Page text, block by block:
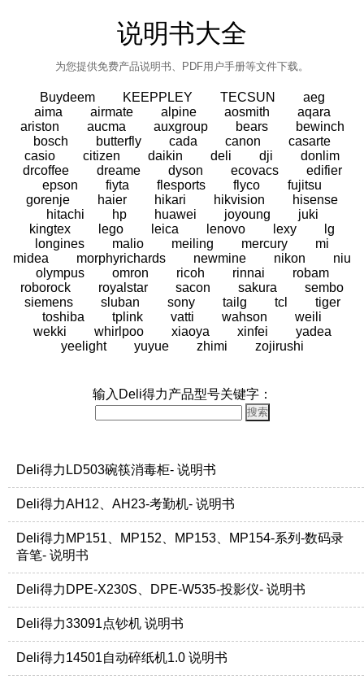
说明书大全
为您提供免费产品说明书、PDF用户手册等文件下载。
Buydeem KEEPPLEY TECSUN
aeg
aima
airmate alpine aosmith
aqara
ariston
aucma auxgroup bears
bewinch
bosch
butterfly cada canon
casarte
casio
citizen daikin deli dji
donlim
drcoffee
dreame dyson ecovacs
edifier
epson
fiyta flesports flyco
fujitsu
gorenje
haier hikari hikvision
hisense
hitachi
hp huawei joyoung
juki
kingtex
lego leica lenovo lexy
lg
longines
malio meiling mercury
mi
midea
morphyrichards newmine nikon
niu
olympus
omron ricoh rinnai
robam
roborock
royalstar sacon sakura
sembo
siemens
sluban sony tailg tcl
tiger
toshiba
tplink vatti wahson
weili
wekki
whirlpoo xiaoya xinfei
yadea
yeelight
yuyue zhimi zojirushi
输入Deli得力产品型号关键字：
Deli得力LD503碗筷消毒柜- 说明书
Deli得力AH12、AH23-考勤机- 说明书
Deli得力MP151、MP152、MP153、MP154-系列-数码录
音笔- 说明书
Deli得力DPE-X230S、DPE-W535-投影仪- 说明书
Deli得力33091点钞机 说明书
Deli得力14501自动碎纸机1.0 说明书